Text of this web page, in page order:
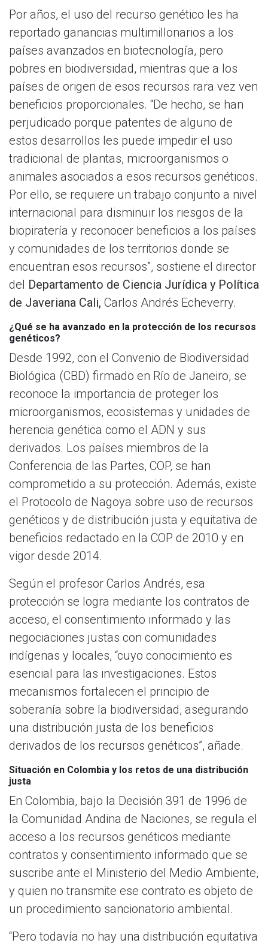
Por años, el uso del recurso genético les ha
reportado ganancias multimillonarios a los
países avanzados en biotecnología, pero
pobres en biodiversidad, mientras que a los
países de origen de esos recursos rara vez ven
beneficios proporcionales. “De hecho, se han
perjudicado porque patentes de alguno de
estos desarrollos les puede impedir el uso
tradicional de plantas, microorganismos o
animales asociados a esos recursos genéticos.
Por ello, se requiere un trabajo conjunto a nivel
internacional para disminuir los riesgos de la
biopiratería y reconocer beneficios a los países
y comunidades de los territorios donde se
encuentran esos recursos”, sostiene el director
del Departamento de Ciencia Jurídica y Política
de Javeriana Cali, Carlos Andrés Echeverry.
¿Qué se ha avanzado en la protección de los recursos
genéticos?
Desde 1992, con el Convenio de Biodiversidad
Biológica (CBD) firmado en Río de Janeiro, se
reconoce la importancia de proteger los
microorganismos, ecosistemas y unidades de
herencia genética como el ADN y sus
derivados. Los países miembros de la
Conferencia de las Partes, COP, se han
comprometido a su protección. Además, existe
el Protocolo de Nagoya sobre uso de recursos
genéticos y de distribución justa y equitativa de
beneficios redactado en la COP de 2010 y en
vigor desde 2014.
Según el profesor Carlos Andrés, esa
protección se logra mediante los contratos de
acceso, el consentimiento informado y las
negociaciones justas con comunidades
indígenas y locales, “cuyo conocimiento es
esencial para las investigaciones. Estos
mecanismos fortalecen el principio de
soberanía sobre la biodiversidad, asegurando
una distribución justa de los beneficios
derivados de los recursos genéticos”, añade.
Situación en Colombia y los retos de una distribución
justa
En Colombia, bajo la Decisión 391 de 1996 de
la Comunidad Andina de Naciones, se regula el
acceso a los recursos genéticos mediante
contratos y consentimiento informado que se
suscribe ante el Ministerio del Medio Ambiente,
y quien no transmite ese contrato es objeto de
un procedimiento sancionatorio ambiental.
“Pero todavía no hay una distribución equitativa